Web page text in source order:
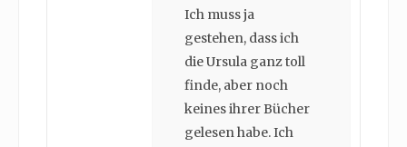
Ich muss ja
gestehen, dass ich
die Ursula ganz toll
finde, aber noch
keines ihrer Bücher
gelesen habe. Ich